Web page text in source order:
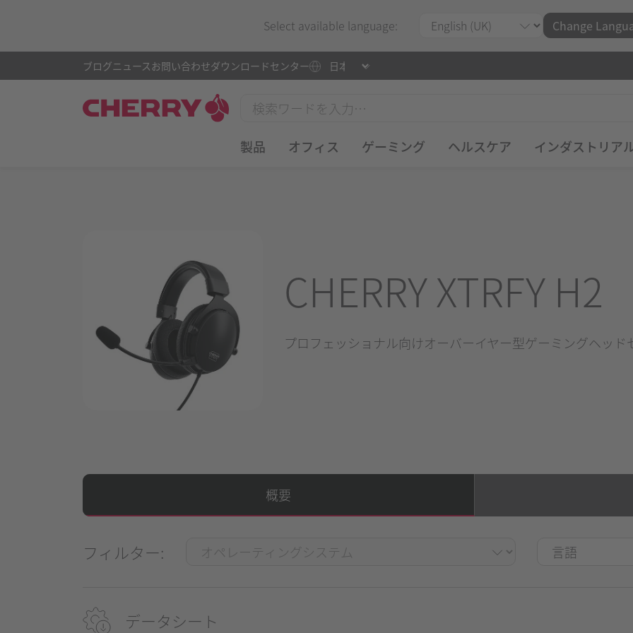
Select available language: Change
製品 オフィス ゲーミング ヘルスケア インダストリア
ブログニュース お問い合わせダウンロードセンター
CHERRY XTRFY H2
プロフェッショナル向けオーバーイヤー型ゲーミングヘッド
概要
フィルター:
データシート